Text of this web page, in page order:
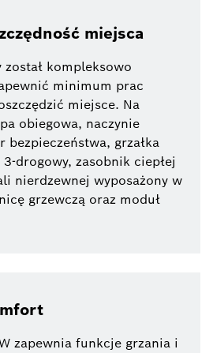
miejsca
został kompleksowo
minimum prac
miejsce. Na
obiegowa, naczynie
bezpieczeństwa, grzałka
drogowy, zasobnik ciepłej
nierdzewnej wyposażony w
grzewczą oraz moduł
zapewnia funkcje grzania i